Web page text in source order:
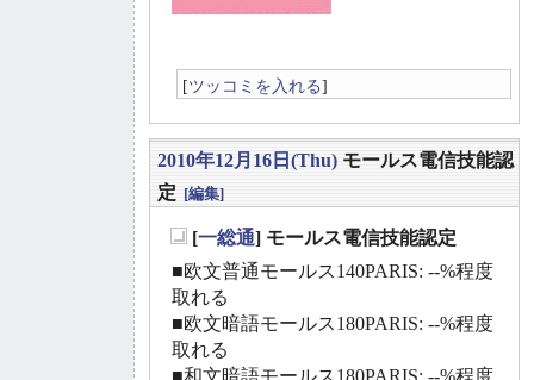
[ツッコミを入れる]
2010年12月16日(Thu) モールス電信技能認
定 [編集]
[一総通] モールス電信技能認定
■欧文普通モールス140PARIS: --%程度
取れる
■欧文暗語モールス180PARIS: --%程度
取れる
■和文暗語モールス180PARIS: --%程度